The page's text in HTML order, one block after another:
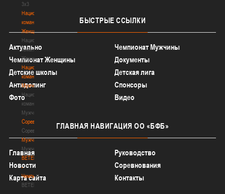
3х3
Национальная
команда.
Женщины
Национальная
команда.
Женщины
Национальная
команда.
Мужчины
Национальная
команда.
Мужчины
Соревнования
Соревнования
Мужчины
Мужчины
BETERA
-
Чемпионат
BETERA
БЫСТРЫЕ ССЫЛКИ
Актуально
Чемпионат Мужчины
Чемпионат Женщины
Документы
Детские школы
Детская лига
Антидопинг
Спонсоры
Фото
Видео
ГЛАВНАЯ НАВИГАЦИЯ ОО «БФБ»
Главная
Руководство
Новости
Соревнования
Карта сайта
Контакты